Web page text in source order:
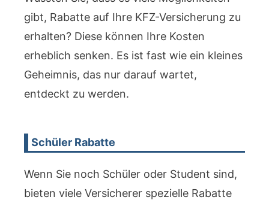
gibt, Rabatte auf Ihre KFZ-Versicherung zu
erhalten? Diese können Ihre Kosten
erheblich senken. Es ist fast wie ein kleines
Geheimnis, das nur darauf wartet,
entdeckt zu werden.
Schüler Rabatte
Wenn Sie noch Schüler oder Student sind,
bieten viele Versicherer spezielle Rabatte